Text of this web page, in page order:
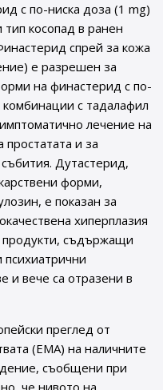
с по-ниска доза (1 mg)
косопад в ранен
спрей за кожа
е разрешен за
на финастерид с по-
с тадалафил
лечение на
и за
Дутастерид,
форми,
е показан за
хиперплазия
продукти, съдържащи
и вече са отразени в
преглед от
(EMA) на наличните
съобщени при
че нивото на